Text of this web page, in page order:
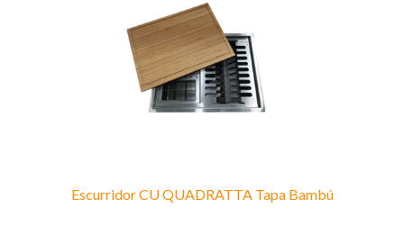
Escurridor CU QUADRATTA Tapa Bambú